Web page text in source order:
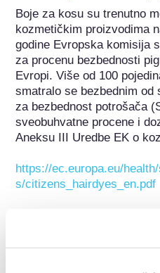
Boje za kosu su trenutno
kozmetičkim proizvodima
godine Evropska komisija
za procenu bezbednosti
Evropi. Više od 100
smatralo se bezbednim od
za bezbednost potrošača
sveobuhvatne procene i
Aneksu III Uredbe EK o
https://ec.europa.eu/
s/citizens_hairdyes_en.pdf
ograničenju kao rezultat
kozmetici EC nakon